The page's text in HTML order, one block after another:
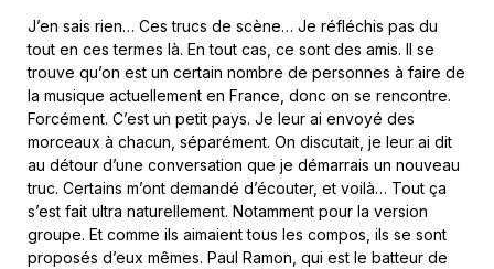
J’en sais rien… Ces trucs de scène… Je réfléchis pas du
tout en ces termes là. En tout cas, ce sont des amis. Il se
trouve qu’on est un certain nombre de personnes à faire de
la musique actuellement en France, donc on se rencontre.
Forcément. C’est un petit pays. Je leur ai envoyé des
morceaux à chacun, séparément. On discutait, je leur ai dit
au détour d’une conversation que je démarrais un nouveau
truc. Certains m’ont demandé d’écouter, et voilà… Tout ça
s’est fait ultra naturellement. Notamment pour la version
groupe. Et comme ils aimaient tous les compos, ils se sont
proposés d’eux mêmes. Paul Ramon, qui est le batteur de